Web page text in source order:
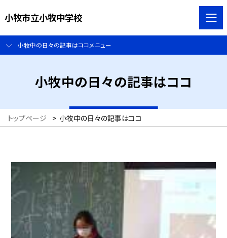
小牧市立小牧中学校
小牧中の日々の記事はココメニュー
小牧中の日々の記事はココ
トップページ > 小牧中の日々の記事はココ